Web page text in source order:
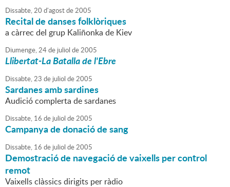
Dissabte,20 d'agostde2005
Recital de danses folklòriques
a càrrec del grup Kaliñonka de Kiev
Diumenge,24de juliol de2005
Llibertat-La Batalla de l'Ebre
Dissabte,23 de juliol de2005
Sardanes amb sardines
Audició complerta de sardanes
Dissabte, 16 de juliol de2005
Campanya de donació de sang
Dissabte, 16 de juliol de2005
Demostració de navegació de vaixells per control
remot
Vaixells clàssics dirigits per ràdio